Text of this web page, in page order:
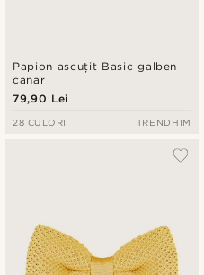
Papion ascuțit Basic galben
canar
79,90 Lei
28 CULORI TRENDHIM